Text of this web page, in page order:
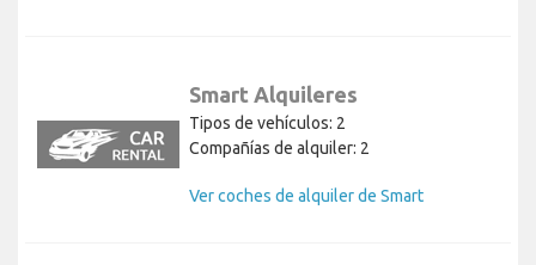
Smart Alquileres
Tipos de vehículos: 2
Compañías de alquiler: 2
Ver coches de alquiler de Smart